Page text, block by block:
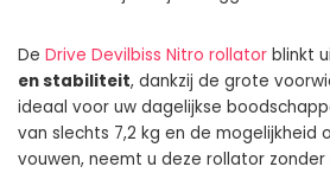
De Drive Devilbiss Nitro rollator blinkt
en stabiliteit, dankzij de grote
ideaal voor uw dagelijkse
van slechts 7,2 kg en de mogelijkheid
vouwen, neemt u deze rollator